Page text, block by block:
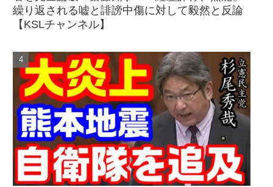
繰り返される嘘と誹謗中傷に対して毅然と反論
【KSLチャンネル】